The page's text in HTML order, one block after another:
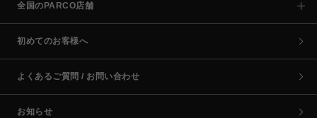
全国のPARCO店舗
初めてのお客様へ
よくあるご質問 / お問い合わせ
お知らせ